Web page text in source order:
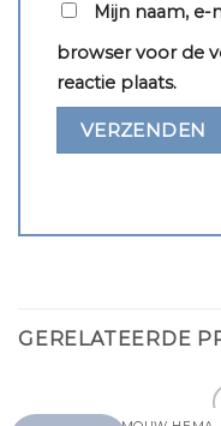
Mijn naam,
browser voor de
reactie plaats.
GERELATEERDE